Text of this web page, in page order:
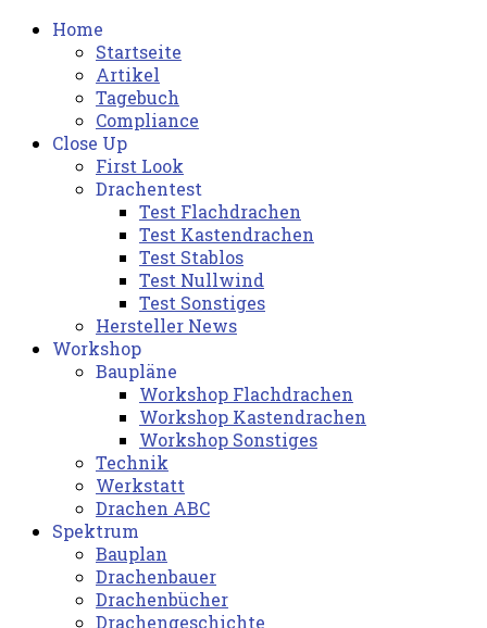
Home
Startseite
Artikel
Tagebuch
Compliance
Close Up
First Look
Drachentest
Test Flachdrachen
Test Kastendrachen
Test Stablos
Test Nullwind
Test Sonstiges
Hersteller News
Workshop
Baupläne
Workshop Flachdrachen
Workshop Kastendrachen
Workshop Sonstiges
Technik
Werkstatt
Drachen ABC
Spektrum
Bauplan
Drachenbauer
Drachenbücher
Drachengeschichte